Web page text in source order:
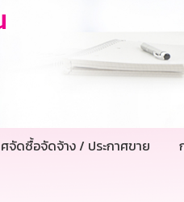
ศจัดซื้อจัดจ้าง / ประกาศขาย